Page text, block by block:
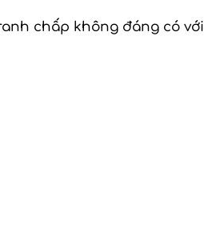
chấp không đáng có